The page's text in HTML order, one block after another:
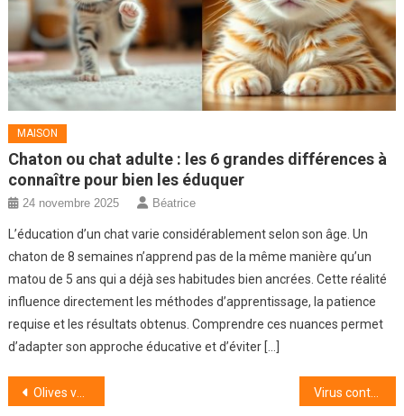
MAISON
Chaton ou chat adulte : les 6 grandes différences à
connaître pour bien les éduquer
24 novembre 2025 Béatrice
L’éducation d’un chat varie considérablement selon son âge. Un
chaton de 8 semaines n’apprend pas de la même manière qu’un
matou de 5 ans qui a déjà ses habitudes bien ancrées. Cette réalité
influence directement les méthodes d’apprentissage, la patience
requise et les résultats obtenus. Comprendre ces nuances permet
d’adapter son approche éducative et d’éviter […]
Navigation
Olives vertes vs olives noires : une exploration passionnante des variétés d’olives Virus contre bactérie : comment distinguer ces agents pathogènes ?